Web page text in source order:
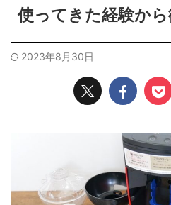
使ってきた経験か
2023年8月30日